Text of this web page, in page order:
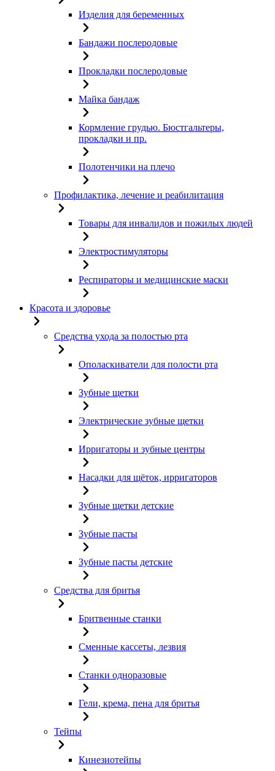
Изделия для беременных
Бандажи послеродовые
Прокладки послеродовые
Майка бандаж
Кормление грудью. Бюстгальтеры,
прокладки и пр.
Полотенчики на плечо
Профилактика, лечение и реабилитация
Товары для инвалидов и пожилых людей
Электростимуляторы
Респираторы и медицинские маски
Красота и здоровье
Средства ухода за полостью рта
Ополаскиватели для полости рта
Зубные щетки
Электрические зубные щетки
Ирригаторы и зубные центры
Насадки для щёток, ирригаторов
Зубные щетки детские
Зубные пасты
Зубные пасты детские
Средства для бритья
Бритвенные станки
Сменные кассеты, лезвия
Станки одноразовые
Гели, крема, пена для бритья
Тейпы
Кинезиотейпы